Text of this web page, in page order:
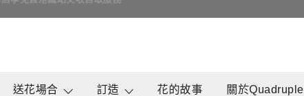
QuadrupleFlower 啟德新蒲崗花店 | 香港花店推
送花場合 訂造 花的故事 關於